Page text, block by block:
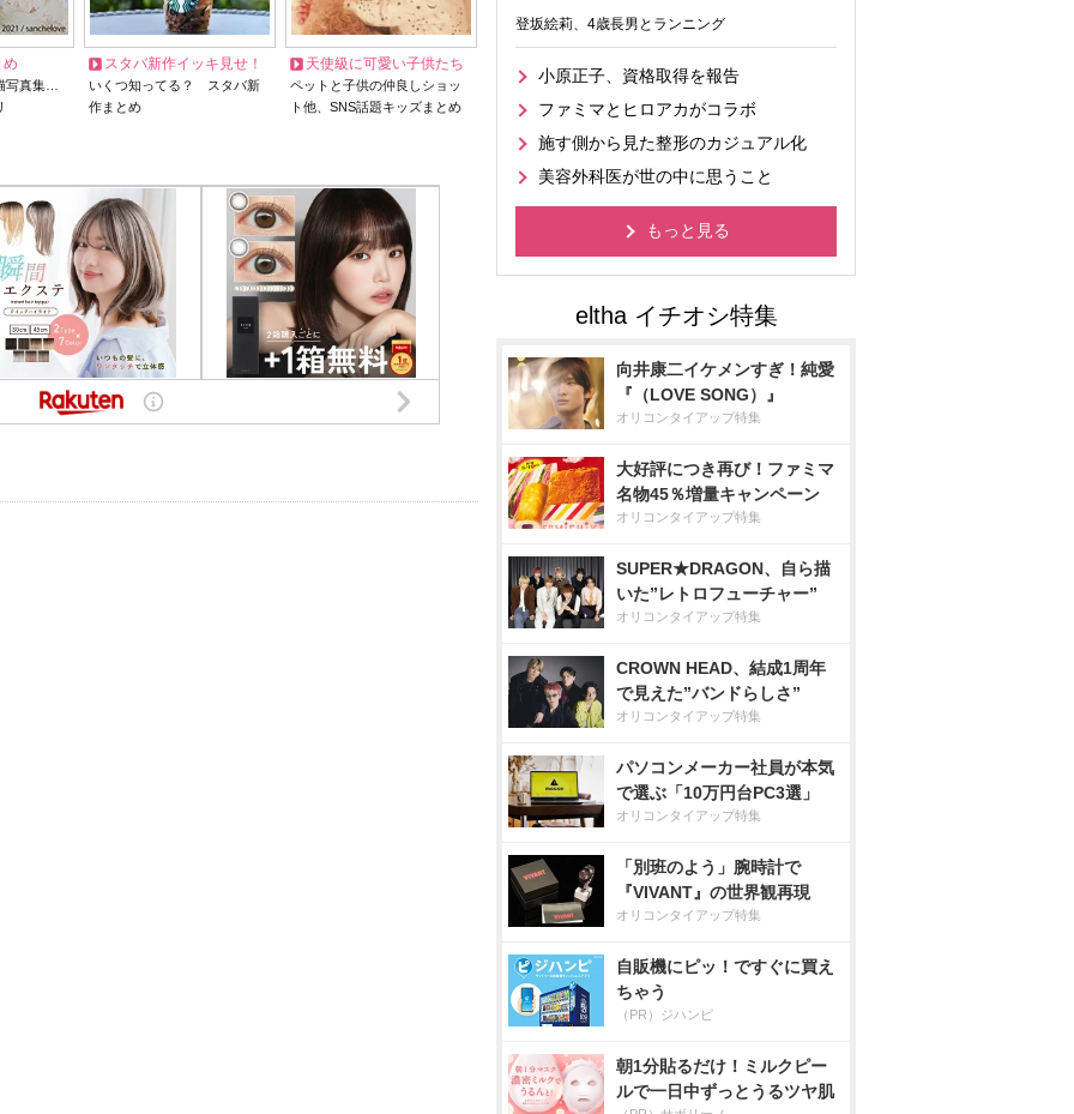
め
写真集…
スタバ新作イッキ見せ！
いくつ知ってる？ スタバ新
作まとめ
天使級に可愛い子供たち
ペットと子供の仲良しショッ
ト他、SNS話題キッズまとめ
登坂絵莉、4歳長男とランニング
小原正子、資格取得を報告
ファミマとヒロアカがコラボ
施す側から見た整形のカジュアル化
美容外科医が世の中に思うこと
もっと見る
向井康二イケメンすぎ！純愛
『（LOVE SONG）』
オリコンタイアップ特集
大好評につき再び！ファミマ
名物45％増量キャンペーン
オリコンタイアップ特集
SUPER★DRAGON、自ら描
いた”レトロフューチャー”
オリコンタイアップ特集
CROWN HEAD、結成1周年
で見えた”バンドらしさ”
オリコンタイアップ特集
パソコンメーカー社員が本気
で選ぶ「10万円台PC3選」
オリコンタイアップ特集
「別班のよう」腕時計で
『VIVANT』の世界観再現
オリコンタイアップ特集
自販機にピッ！ですぐに買え
ちゃう
（PR）ジハンピ
朝1分貼るだけ！ミルクピー
ルで一日中ずっとうるツヤ肌